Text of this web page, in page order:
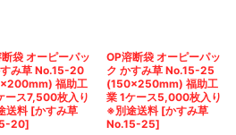
袋 オーピーパッ
み草 No.15-20
福助工
ース7,500枚入り
送料 [かすみ草
20]
OP溶断袋 オーピーパッ
ク かすみ草 No.15-25
(150×250mm) 福助工
業 1ケース5,000枚入り
※別途送料 [かすみ草
No.15-25]